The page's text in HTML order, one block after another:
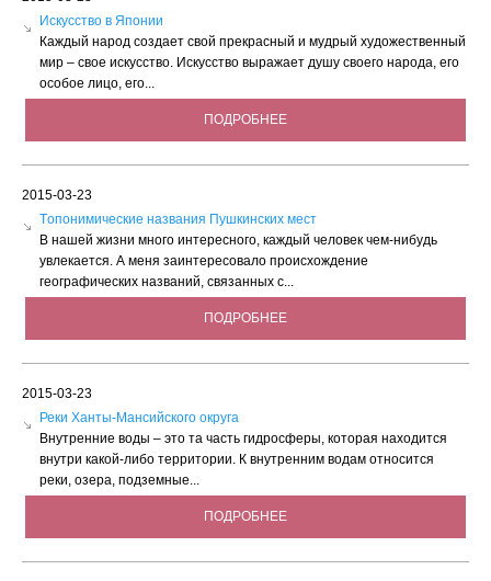
Искусство в Японии
Каждый народ создает свой прекрасный и мудрый художественный
мир – свое искусство. Искусство выражает душу своего народа, его
особое лицо, его...
ПОДРОБНЕЕ
2015-03-23
Tопонимические названия Пушкинских мест
В нашей жизни много интересного, каждый человек чем-нибудь
увлекается. А меня заинтересовало происхождение
географических названий, связанных с...
ПОДРОБНЕЕ
2015-03-23
Реки Ханты-Мансийского округа
Внутренние воды – это та часть гидросферы, которая находится
внутри какой-либо территории. К внутренним водам относится
реки, озера, подземные...
ПОДРОБНЕЕ